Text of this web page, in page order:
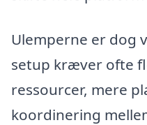
Ulemperne er dog
setup kræver ofte
ressourcer, mere
koordinering